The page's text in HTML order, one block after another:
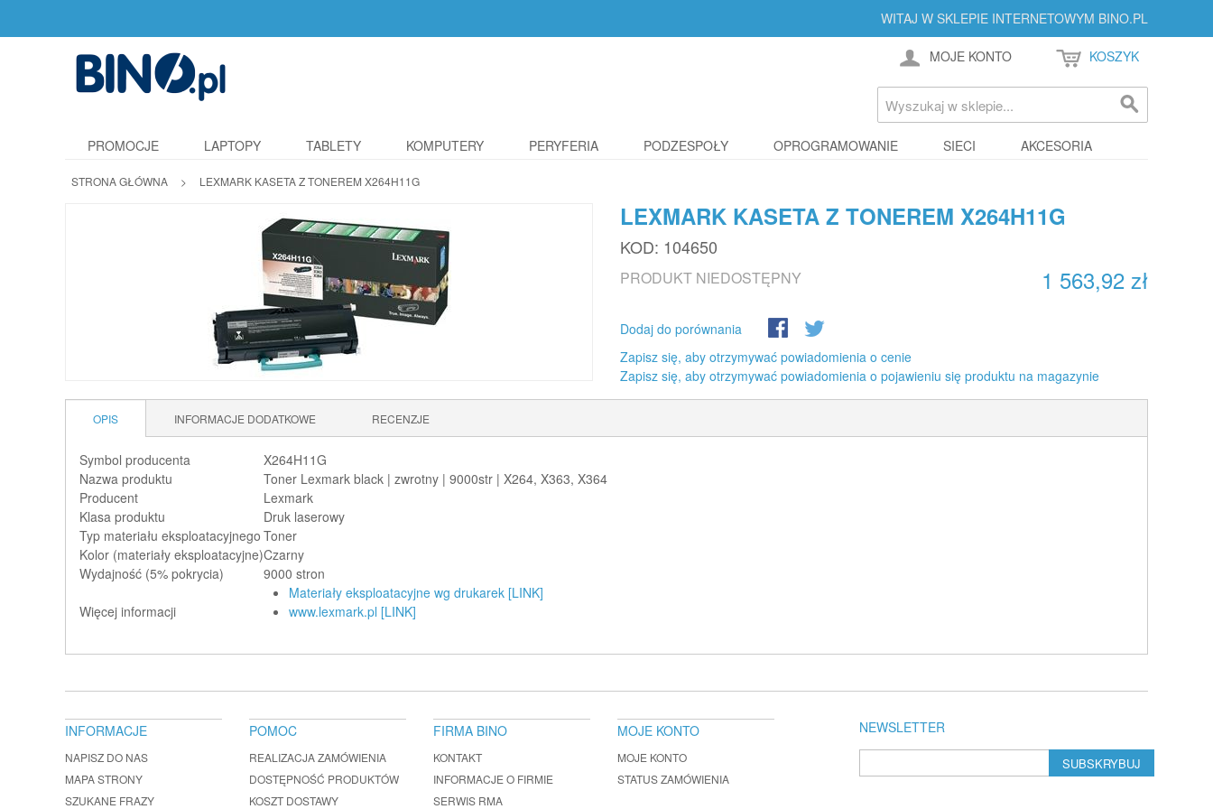
WITAJ W SKLEPIE INTERNETOWYM BINO.PL
MOJE KONTO KOSZYK
PROMOCJE LAPTOPY TABLETY KOMPUTERY PERYFERIA PODZESPOŁY OPROGRAMOWANIE SIECI AKCESORIA
STRONA GŁÓWNA > LEXMARK KASETA Z TONEREM X264H11G
LEXMARK KASETA Z TONEREM X264H11G
KOD: 104650
1 563,92 zł
PRODUKT NIEDOSTĘPNY
Dodaj do porównania
Zapisz się, aby otrzymywać powiadomienia o cenie
Zapisz się, aby otrzymywać powiadomienia o pojawieniu się produktu na magazynie
OPIS INFORMACJE DODATKOWE RECENZJE
Symbol producenta
X264H11G
Nazwa produktu
Toner Lexmark black | zwrotny | 9000str | X264, X363, X364
Producent
Lexmark
Klasa produktu
Druk laserowy
Typ materiału eksploatacyjnego Toner
Kolor (materiały eksploatacyjne)Czarny
Wydajność (5% pokrycia)
9000 stron
Więcej informacji
Materiały eksploatacyjne wg drukarek [LINK]
www.lexmark.pl [LINK]
NEWSLETTER
SUBSKRYBUJ
INFORMACJE
NAPISZ DO NAS
MAPA STRONY
SZUKANE FRAZY
POMOC
REALIZACJA ZAMÓWIENIA
DOSTĘPNOŚĆ PRODUKTÓW
KOSZT DOSTAWY
FIRMA BINO
KONTAKT
INFORMACJE O FIRMIE
SERWIS RMA
MOJE KONTO
MOJE KONTO
STATUS ZAMÓWIENIA